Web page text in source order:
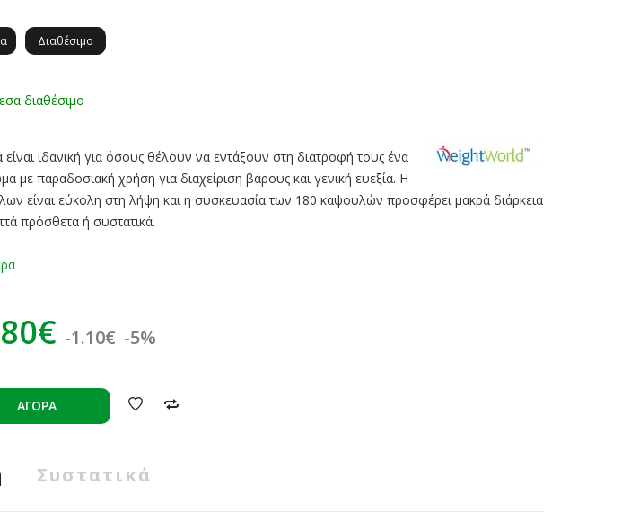
Διαθέσιμο
διαθέσιμο
ιδανική για όσους θέλουν να εντάξουν στη διατροφή τους ένα
με παραδοσιακή χρήση για διαχείριση βάρους και γενική ευεξία. Η
είναι εύκολη στη λήψη και η συσκευασία των 180 καψουλών προσφέρει μακρά διάρκεια
πρόσθετα ή συστατικά.
-1.10€ -5%
ΑΓΟΡΆ
Συστατικά